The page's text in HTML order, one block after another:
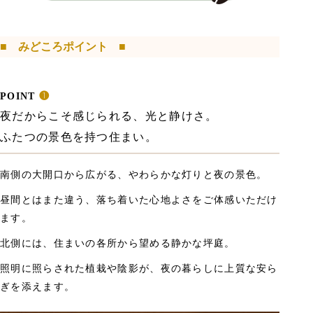
■ みどころポイント ■
POINT ❶
夜だからこそ感じられる、光と静けさ。
ふたつの景色を持つ住まい。
南側の大開口から広がる、やわらかな灯りと夜の景色。
昼間とはまた違う、落ち着いた心地よさをご体感いただけ
ます。
北側には、住まいの各所から望める静かな坪庭。
照明に照らされた植栽や陰影が、夜の暮らしに上質な安ら
ぎを添えます。